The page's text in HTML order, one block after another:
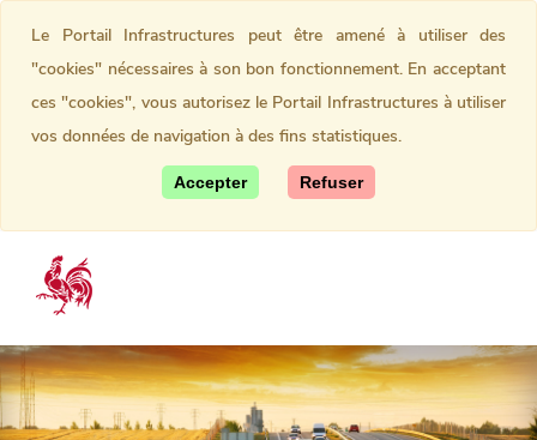
Le Portail Infrastructures peut être amené à utiliser des
"cookies" nécessaires à son bon fonctionnement. En acceptant
ces "cookies", vous autorisez le Portail Infrastructures à utiliser
vos données de navigation à des fins statistiques.
Accepter Refuser